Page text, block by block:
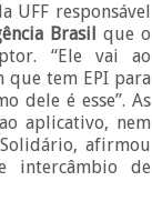
UFF responsável
Brasil que o
“Ele vai ao
que tem EPI para
dele é esse”. As
aplicativo, nem
afirmou
intercâmbio de